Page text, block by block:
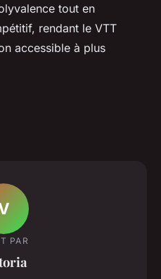
tout en
rendant le VTT
accessible à plus
PAR